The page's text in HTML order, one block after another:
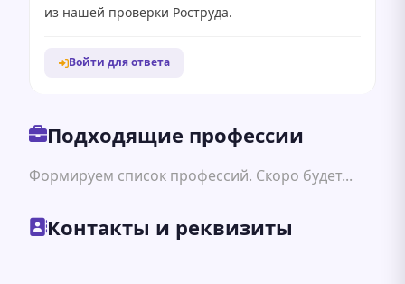
из нашей проверки Роструда.
Войти для ответа
Подходящие профессии
Формируем список профессий. Скоро будет...
Контакты и реквизиты